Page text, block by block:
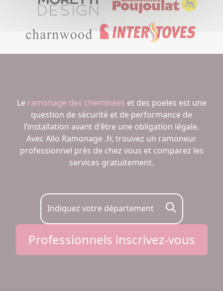
Le ramonage des cheminées et des poeles est une
question de sécurité et de performance de
l’installation avant d'être une obligation légale.
Avec Allo Ramonage .fr, trouvez un ramoneur
professionnel près de chez vous et comparez les
services gratuitement.
Indiquez votre département
Professionnels inscrivez-vous